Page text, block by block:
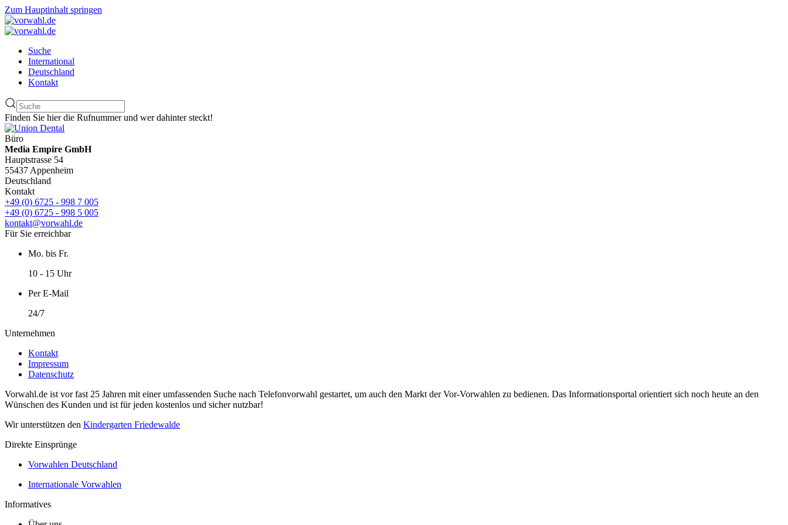
Zum Hauptinhalt springen
Suche
International
Deutschland
Kontakt
Finden Sie hier die Rufnummer und wer dahinter steckt!
Büro
Media Empire GmbH
Hauptstrasse 54
55437 Appenheim
Deutschland
Kontakt
+49 (0) 6725 - 998 7 005
+49 (0) 6725 - 998 5 005
kontakt@vorwahl.de
Für Sie erreichbar
Mo. bis Fr.
10 - 15 Uhr
Per E-Mail
24/7
Unternehmen
Kontakt
Impressum
Datenschutz
Vorwahl.de ist vor fast 25 Jahren mit einer umfassenden Suche nach Telefonvorwahl gestartet, um auch den Markt der Vor-Vorwahlen zu bedienen. Das Informationsportal orientiert sich noch heute an den
Wünschen des Kunden und ist für jeden kostenlos und sicher nutzbar!
Wir unterstützen den Kindergarten Friedewalde
Direkte Einsprünge
Vorwahlen Deutschland
Internationale Vorwahlen
Informatives